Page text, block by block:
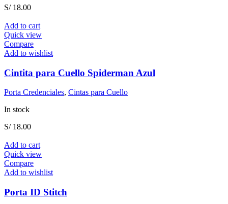
S/18.00
Add to cart
Quick view
Compare
Add to wishlist
Cintita para Cuello Spiderman Azul
Porta Credenciales, Cintas para Cuello
In stock
S/18.00
Add to cart
Quick view
Compare
Add to wishlist
Porta ID Stitch